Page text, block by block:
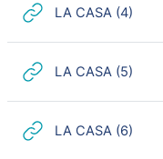
LA CASA (4)
LA CASA (5)
LA CASA (6)